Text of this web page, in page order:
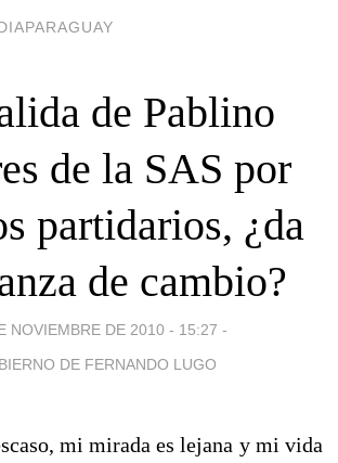
de Pablino
de la SAS por
partidarios, ¿da
de cambio?
NOVIEMBRE DE 2010 - 15:27 -
DE FERNANDO LUGO
mi mirada es lejana y mi vida